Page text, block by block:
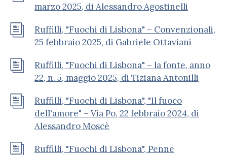
marzo 2025, di Alessandro Agostinelli
Ruffilli, "Fuochi di Lisbona" – Convenzionali,
25 febbraio 2025, di Gabriele Ottaviani
Ruffilli, "Fuochi di Lisbona" – la fonte, anno
22, n. 5, maggio 2025, di Tiziana Antonilli
Ruffilli, "Fuochi di Lisbona", "Il fuoco
dell'amore" – Via Po, 22 febbraio 2024, di
Alessandro Moscè
Ruffilli, "Fuochi di Lisbona", Penne